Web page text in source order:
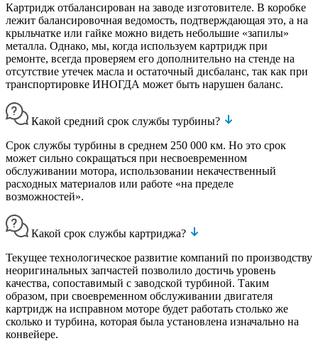
Картридж отбалансирован на заводе изготовителе. В коробке
лежит балансировочная ведомость, подтверждающая это, а на
крыльчатке или гайке можно видеть небольшие «запилы»
металла. Однако, мы, когда используем картридж при
ремонте, всегда проверяем его дополнительно на стенде на
отсутствие утечек масла и остаточный дисбаланс, так как при
транспортировке ИНОГДА может быть нарушен баланс.
Какой средний срок службы турбины?
Срок службы турбины в среднем 250 000 км. Но это срок
может сильно сокращаться при несвоевременном
обслуживании мотора, использовании некачественный
расходных материалов или работе «на пределе
возможностей».
Какой срок службы картриджа?
Текущее технологическое развитие компаний по производству
неоригинальных запчастей позволило достичь уровень
качества, сопоставимый с заводской турбиной. Таким
образом, при своевременном обслуживании двигателя
картридж на исправном моторе будет работать столько же
сколько и турбина, которая была установлена изначально на
конвейере.